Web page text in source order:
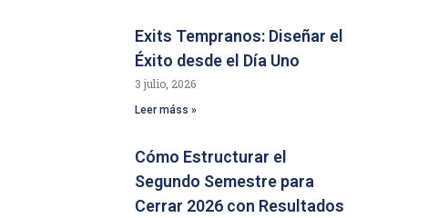
Exits Tempranos: Diseñar el
Éxito desde el Día Uno
3 julio, 2026
Leer máss »
Cómo Estructurar el
Segundo Semestre para
Cerrar 2026 con Resultados